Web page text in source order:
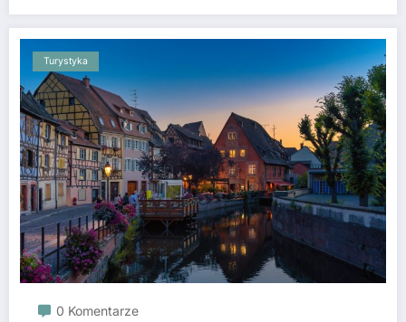
Turystyka
0 Komentarze